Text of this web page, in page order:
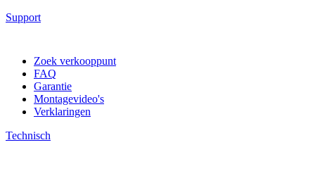
Support
Zoek verkooppunt
FAQ
Garantie
Montagevideo's
Verklaringen
Technisch